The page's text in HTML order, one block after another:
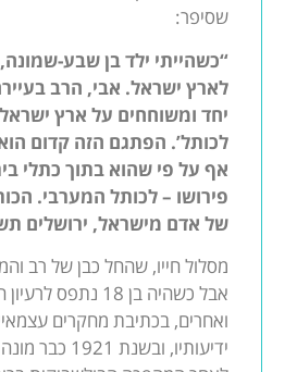
שסיפר:
“כשהייתי ילד בן שבע-
לארץ ישראל. אבי, הרב
יחד ומשוחחים על ארץ
לכותל’. הפתגם הזה קדום
אף על פי שהוא בתוך כתלי
פירושו – לכותל המערבי.
של אדם מישראל, ירושלים
מסלול חייו, שהחל כבן של רב
אבל כשהיה בן 18 נתפס לרעיון הציוני והחל להשקיע את מרצו וכוחותיו בכתיבה פובליציסטית בעיתוני התקופה –
ואחרים, בכתיבת מחקרים